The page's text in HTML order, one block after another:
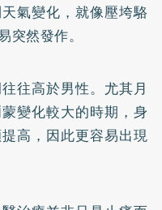
氣變化，就像壓垮駱
突然發作。
往高於男性。尤其月
變化較大的時期，身
高，因此更容易出現